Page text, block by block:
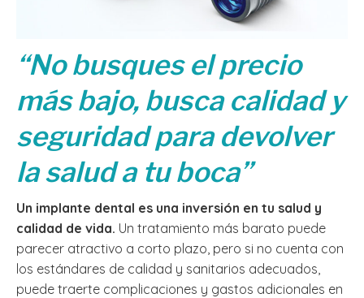
“No busques el precio
más bajo, busca calidad y
seguridad para devolver
la salud a tu boca”
Un implante dental es una inversión en tu salud y
calidad de vida. Un tratamiento más barato puede
parecer atractivo a corto plazo, pero si no cuenta con
los estándares de calidad y sanitarios adecuados,
puede traerte complicaciones y gastos adicionales en